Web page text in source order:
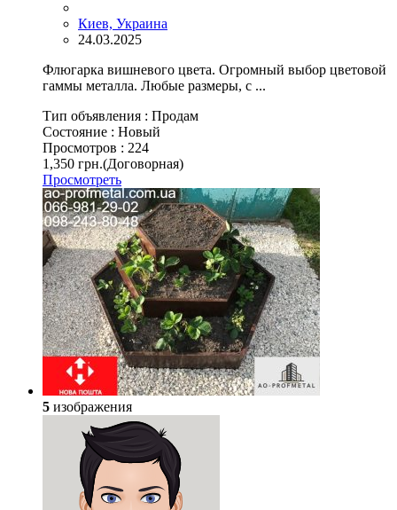
Киев, Украина
24.03.2025
Флюгарка вишневого цвета. Огромный выбор цветовой
гаммы металла. Любые размеры, с ...
Тип объявления : Продам
Состояние : Новый
Просмотров : 224
1,350 грн.(Договорная)
Просмотреть
5 изображения